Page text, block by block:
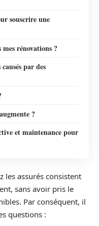
souscrire une
mes rénovations ?
par des
?
et maintenance pour
les assurés consistent
sans avoir pris le
Par conséquent, il
questions :